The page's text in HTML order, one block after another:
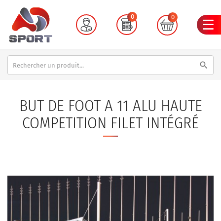
0 0
search
BUT DE FOOT A 11 ALU HAUTE
COMPETITION FILET INTÉGRÉ